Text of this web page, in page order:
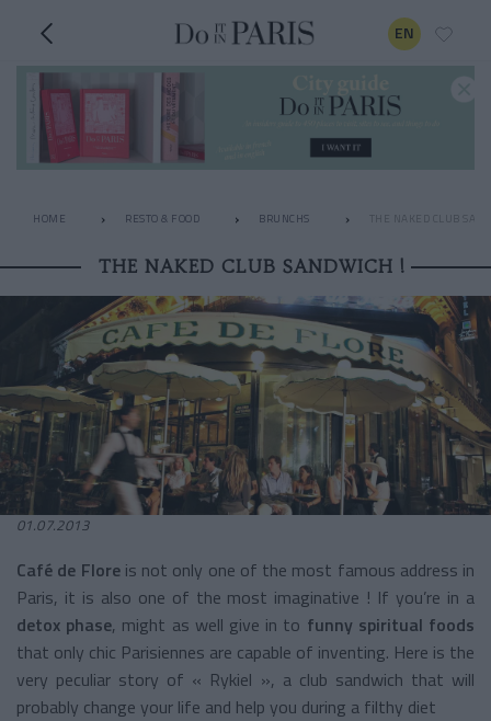
EN
HOME RESTO & FOOD BRUNCHS THE NAKED CLUB
THE NAKED CLUB SANDWICH !
01.07.2013
Café de Floreis not only one of the most famous address in
Paris, it is also one of the most imaginative ! If you’re in a
detox phase, might as well give in to funny spiritual foods
that only chic Parisiennes are capable of inventing. Here is the
very peculiar story of « Rykiel », a club sandwich that will
probably change your life and help you during a filthy diet